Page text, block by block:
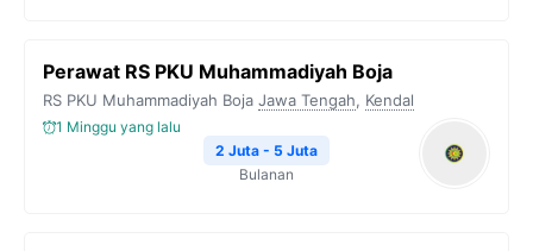
Perawat RS PKU Muhammadiyah Boja
RS PKU Muhammadiyah Boja Jawa Tengah, Kendal
1 Minggu yang lalu
2 Juta - 5 Juta
Bulanan